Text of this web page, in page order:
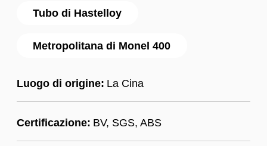
Tubo di Hastelloy
Metropolitana di Monel 400
Luogo di origine: La Cina
Certificazione: BV, SGS, ABS